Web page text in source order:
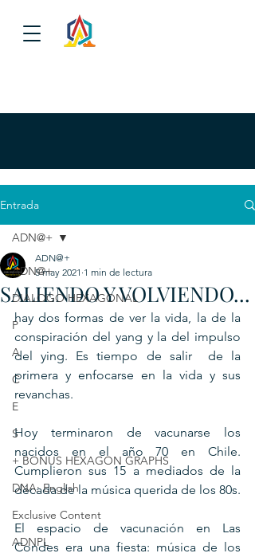
Entrada
ADN@+
DIALOGO HEXAGONAL
P
A
C
E
S
+ BONUS HEXAGON GRAPHS
DNA: English
Exclusive Content
ADNPL
ADN@+
SALIENDO Y VOLVIENDO...
ADN@+
5 may 2021 1 min de lectura
hay dos formas de ver la vida, la de la
conspiración del yang y la del impulso
del ying. Es tiempo de salir  de la
primera y enfocarse en la vida y sus
revanchas.
Hoy terminaron de vacunarse los
nacidos en el año 70 en Chile.
Cumplieron sus 15 a mediados de la
década de la música querida de los 80s.
El espacio de vacunación en Las
Condes era una fiesta: música de los